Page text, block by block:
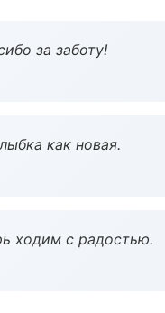
за заботу!
как новая.
ходим с радостью.